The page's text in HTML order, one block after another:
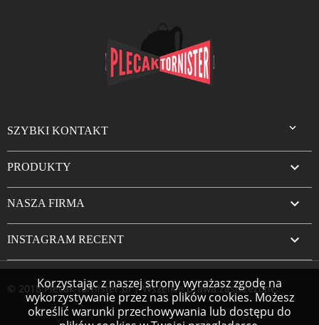
SZYBKI KONTAKT 
PRODUKTY 
NASZA FIRMA 
INSTAGRAM RECENT 
© 2018 Plecak-tornister.pl | Wszelkie prawa zastrzeżone.
Korzystając z naszej strony wyrażasz zgodę na
wykorzystywanie przez nas plików cookies. Możesz
określić warunki przechowywania lub dostępu do